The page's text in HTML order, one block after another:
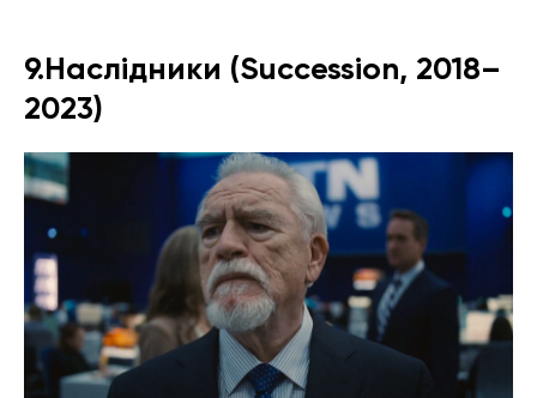
9.Наслідники (Succession, 2018–
2023)